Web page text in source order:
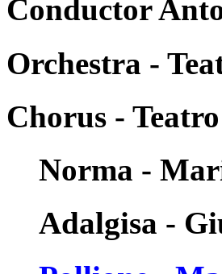
Conductor
Orchestra -
Chorus -
Norma -
Adalgisa -